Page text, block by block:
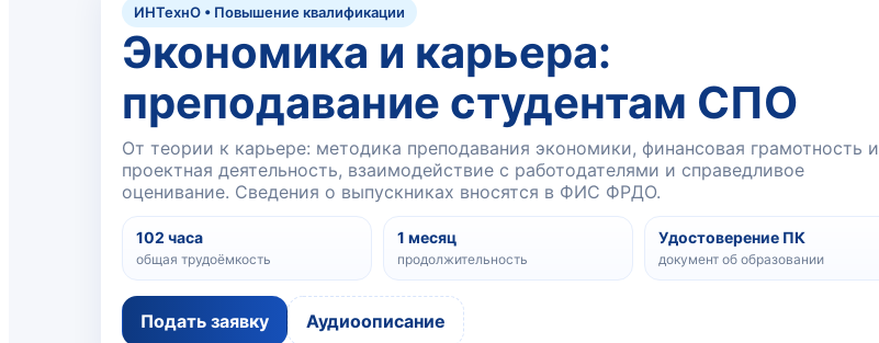
ИНТехнО • Повышение квалификации
Экономика и карьера:
преподавание студентам СПО
От теории к карьере: методика преподавания экономики, финансовая грамотность и
проектная деятельность, взаимодействие с работодателями и справедливое
оценивание. Сведения о выпускниках вносятся в ФИС ФРДО.
102 часа
общая трудоёмкость
1 месяц
продолжительность
Удостоверение ПК
документ об образовании
Подать заявку Аудиоописание